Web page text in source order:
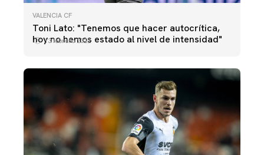
VALENCIA CF
Toni Lato: "Tenemos que hacer autocrítica,
hoy no hemos estado al nivel de intensidad"
13 febrero 2022